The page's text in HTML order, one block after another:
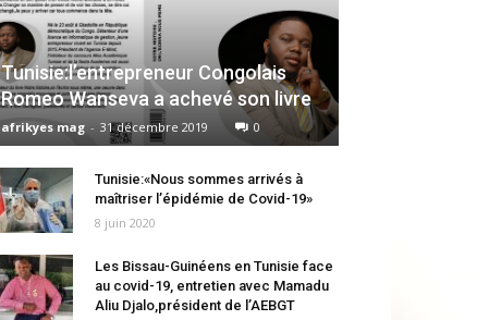
Tunisie:l’entrepreneur Congolais
Romeo Wanseva a achevé son livre
afrikyes mag - 31 décembre 2019 0
Tunisie:«Nous sommes arrivés à
maîtriser l’épidémie de Covid-19»
8 juin 2020
Les Bissau-Guinéens en Tunisie face
au covid-19, entretien avec Mamadu
Aliu Djalo,président de l’AEBGT